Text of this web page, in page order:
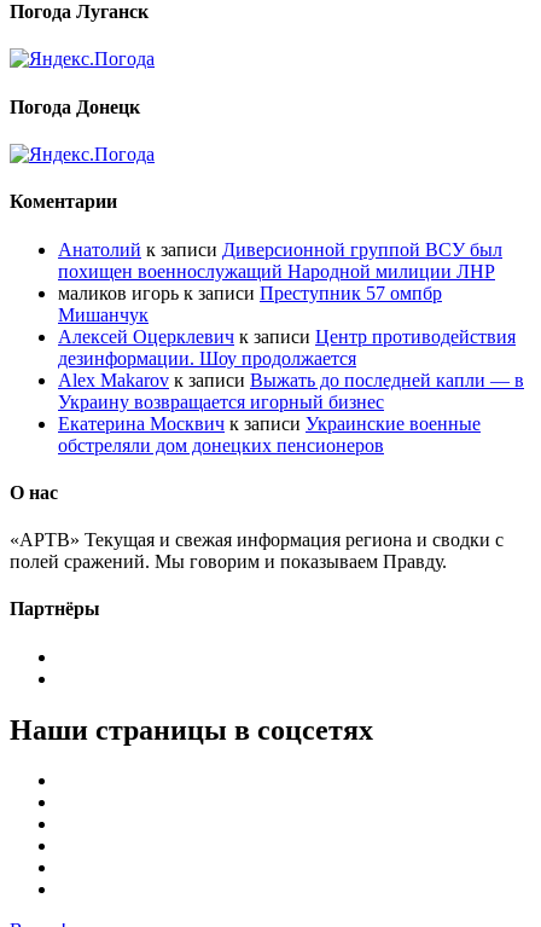
Погода Луганск
Погода Донецк
Коментарии
Анатолий к записи Диверсионной группой ВСУ был
похищен военнослужащий Народной милиции ЛНР
маликов игорь к записи Преступник 57 омпбр
Мишанчук
Алексей Оцерклевич к записи Центр противодействия
дезинформации. Шоу продолжается
Alex Makarov к записи Выжать до последней капли — в
Украину возвращается игорный бизнес
Екатерина Москвич к записи Украинские военные
обстреляли дом донецких пенсионеров
О нас
«АРТВ» Текущая и свежая информация региона и сводки с
полей сражений. Мы говорим и показываем Правду.
Партнёры
Наши страницы в соцсетях